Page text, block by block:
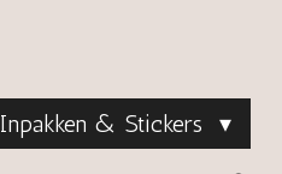
Inpakken & Stickers